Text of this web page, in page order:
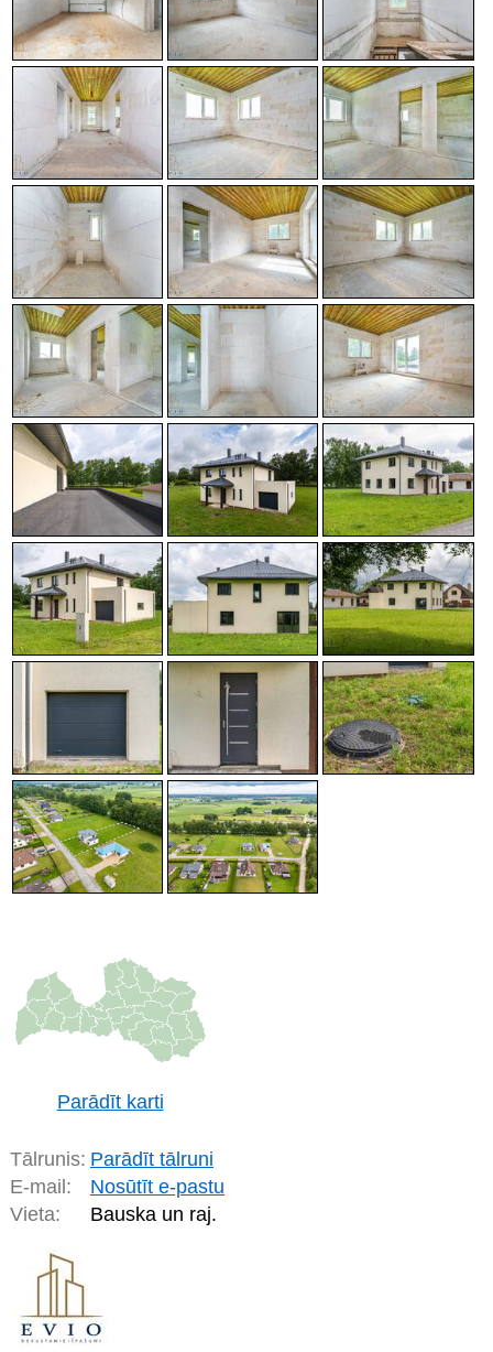
Parādīt karti
Tālrunis: Parādīt tālruni
E-mail:
Nosūtīt e-pastu
Vieta:
Bauska un raj.